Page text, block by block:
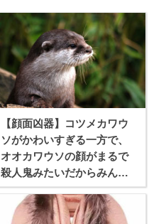
【顔面凶器】コツメカワウ
ソがかわいすぎる一方で、
オオカワウソの顔がまるで
殺人鬼みたいだからみんな
見てくれ！